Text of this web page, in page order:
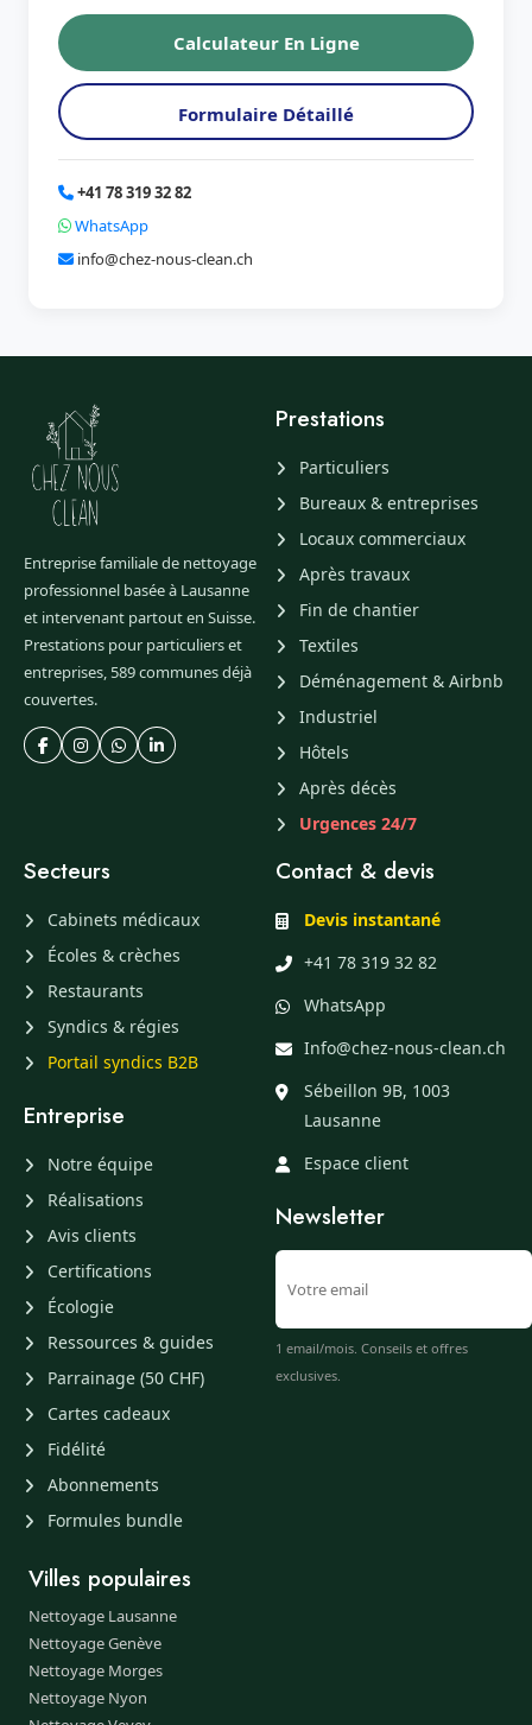
Calculateur En Ligne
Formulaire Détaillé
+41 78 319 32 82
WhatsApp
info@chez-nous-clean.ch
Entreprise familiale de nettoyage
professionnel basée à Lausanne
et intervenant partout en Suisse.
Prestations pour particuliers et
entreprises, 589 communes déjà
couvertes.
Prestations
Particuliers
Bureaux & entreprises
Locaux commerciaux
Après travaux
Fin de chantier
Textiles
Déménagement & Airbnb
Industriel
Hôtels
Après décès
Urgences 24/7
Secteurs
Cabinets médicaux
Écoles & crèches
Restaurants
Syndics & régies
Portail syndics B2B
Entreprise
Notre équipe
Réalisations
Avis clients
Certifications
Écologie
Ressources & guides
Parrainage (50 CHF)
Cartes cadeaux
Fidélité
Abonnements
Formules bundle
Contact & devis
Devis instantané
+41 78 319 32 82
WhatsApp
Info@chez-nous-clean.ch
Sébeillon 9B, 1003
Lausanne
Espace client
Newsletter
1 email/mois. Conseils et offres
exclusives.
Villes populaires
Nettoyage Lausanne
Nettoyage Genève
Nettoyage Morges
Nettoyage Nyon